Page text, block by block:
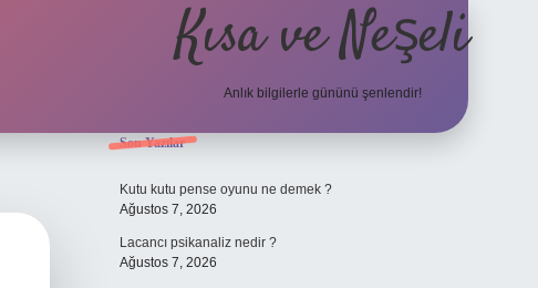
Kısa ve Neşeli
Anlık bilgilerle gününü şenlendir!
Sidebar
Son Yazılar
Kutu kutu pense oyunu ne demek ?
Ağustos 7, 2026
Lacancı psikanaliz nedir ?
Ağustos 7, 2026